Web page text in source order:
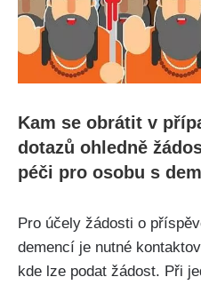
Kam se obrátit v
dotazů ohledně
péči pro osobu s
Pro účely žádosti o
demencí je nutné
kde lze podat žádost. Při